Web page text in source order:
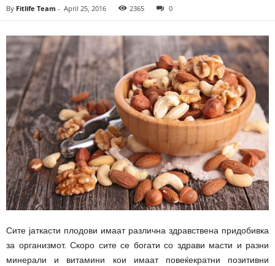
By Fitlife Team - April 25, 2016 2365 0
Сите јаткасти плодови имаат различна здравствена придобивка
за организмот. Скоро сите се богати со здрави масти и разни
минерали и витамини кои имаат повеќекратни позитивни